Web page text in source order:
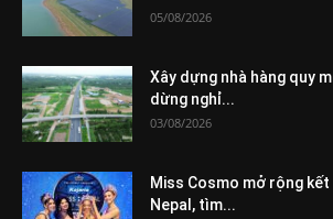
05/08/2026
Xây dựng nhà hàng quy
dừng nghỉ...
03/08/2026
Miss Cosmo mở rộng
Nepal, tìm...